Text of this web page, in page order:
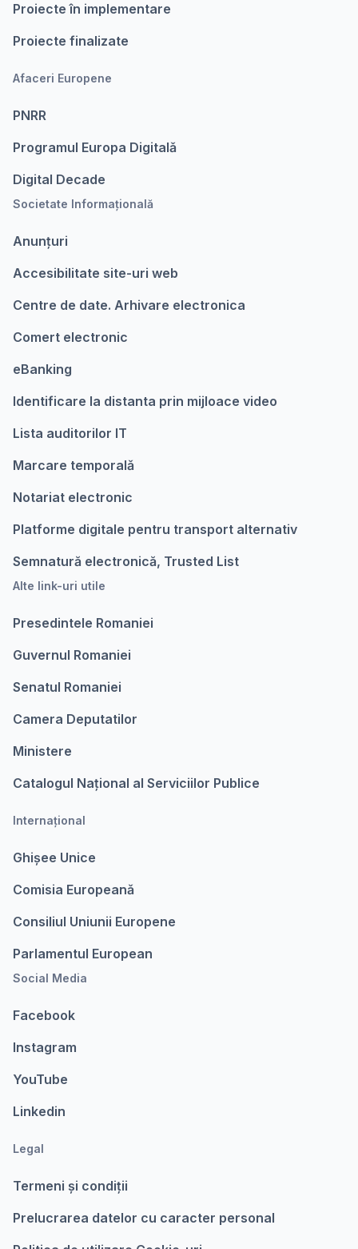
Proiecte în implementare
Proiecte finalizate
Afaceri Europene
PNRR
Programul Europa Digitalǎ
Digital Decade
Societate Informațională
Anunțuri
Accesibilitate site-uri web
Centre de date. Arhivare electronica
Comert electronic
eBanking
Identificare la distanta prin mijloace video
Lista auditorilor IT
Marcare temporalǎ
Notariat electronic
Platforme digitale pentru transport alternativ
Semnatură electronică, Trusted List
Alte link-uri utile
Presedintele Romaniei
Guvernul Romaniei
Senatul Romaniei
Camera Deputatilor
Ministere
Catalogul Național al Serviciilor Publice
Internațional
Ghișee Unice
Comisia Europeanǎ
Consiliul Uniunii Europene
Parlamentul European
Social Media
Facebook
Instagram
YouTube
Linkedin
Legal
Termeni şi condiții
Prelucrarea datelor cu caracter personal